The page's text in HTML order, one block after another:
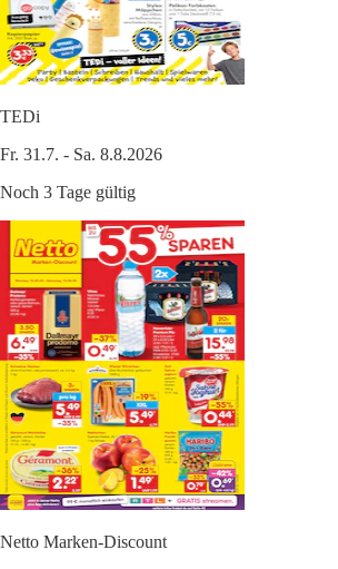
TEDi
Fr. 31.7. - Sa. 8.8.2026
Noch 3 Tage gültig
Netto Marken-Discount